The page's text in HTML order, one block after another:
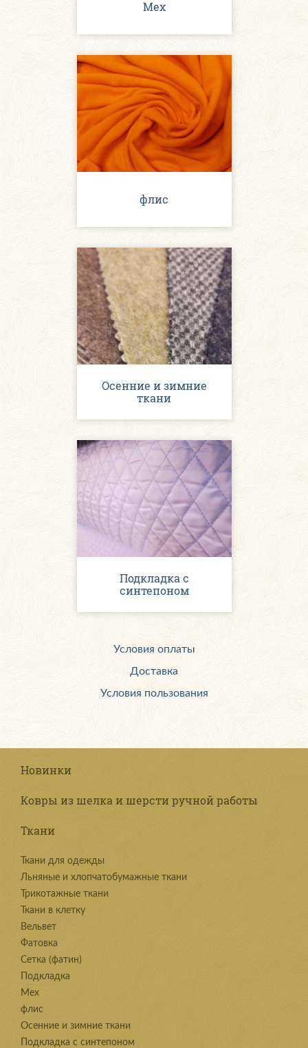
Мех
флис
Осенние и зимние
ткани
Подкладка с
синтепоном
Условия оплаты
Доставка
Условия пользования
Новинки
Ковры из шелка и шерсти ручной работы
Ткани
Ткани для одежды
Льняные и хлопчатобумажные ткани
Трикотажные ткани
Ткани в клетку
Вельвет
Фатовка
Сетка (фатин)
Подкладка
Мех
флис
Осенние и зимние ткани
Подкладка с синтепоном